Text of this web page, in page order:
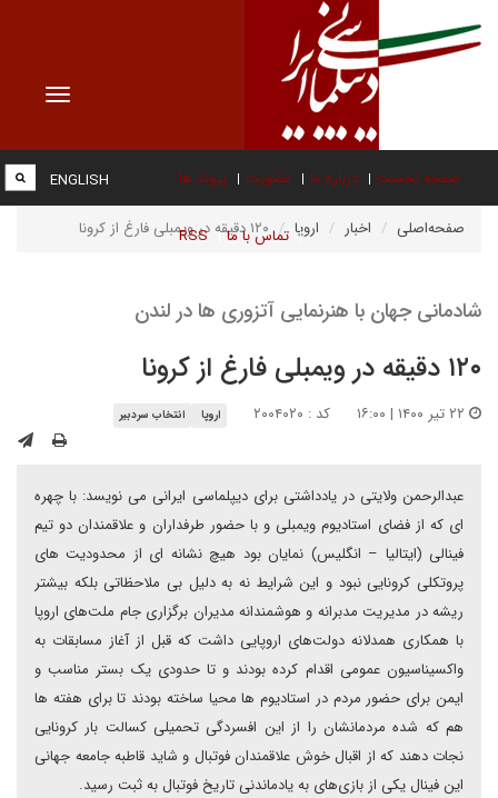
Toggle
صفحه نخست درباره ما عضویت پیوند ها
تماس با ما RSS
ENGLISH
صفحه‌اصلی اخبار اروپا ۱۲۰ دقیقه در ویمبلی فارغ از کرونا
شادمانی جهان با هنرنمایی آتزوری ها در لندن
۱۲۰ دقیقه در ویمبلی فارغ از کرونا
کد : ۲۰۰۴۰۲۰ اروپا انتخاب سردبیر
عبدالرحمن ولایتی در یادداشتی برای دیپلماسی ایرانی می نویسد: با چهره
ای که از فضای استادیوم ویمبلی و با حضور طرفداران و علاقمندان دو تیم
فینالی (ایتالیا – انگلیس) نمایان بود هیچ نشانه ای از محدودیت های
پروتکلی کرونایی نبود و این شرایط نه به دلیل بی ملاحظاتی بلکه بیشتر
ریشه در مدیریت مدبرانه و هوشمندانه مدیران برگزاری جام ملت‌های اروپا
با همکاری همدلانه دولت‌های اروپایی داشت که قبل از آغاز مسابقات به
واکسیناسیون عمومی اقدام کرده بودند و تا حدودی یک بستر مناسب و
ایمن برای حضور مردم در استادیوم ها محیا ساخته بودند تا برای هفته ها
هم که شده مردمانشان را از این افسردگی تحمیلی کسالت بار کرونایی
نجات دهند که از اقبال خوش علاقمندان فوتبال و شاید قاطبه جامعه جهانی
این فینال یکی از بازی‌های به یادماندنی تاریخ فوتبال به ثبت رسید.